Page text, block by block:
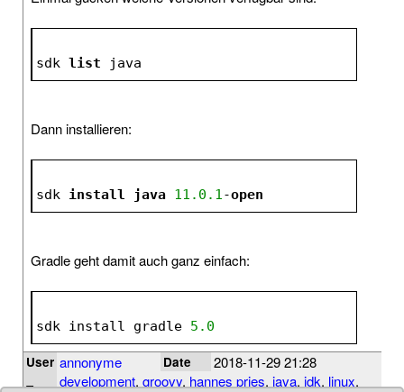
sdk list java
Dann installieren:
sdk install java 11.0 .1-open
Gradle geht damit auch ganz einfach:
sdk install gradle 5.0
User annonyme Date 2018-11-29 21:28
development, groovy, hannes pries, java, jdk, linux,